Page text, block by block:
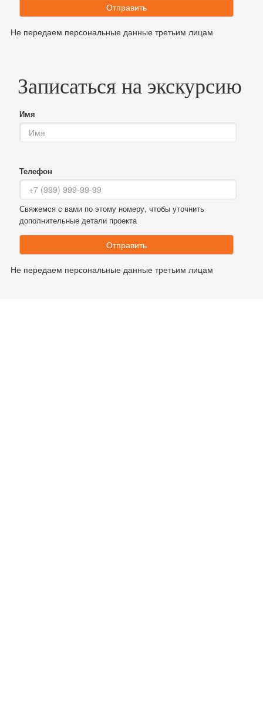
Отправить
Не передаем персональные данные третьим лицам
Записаться на экскурсию
Имя
Телефон
Свяжемся с вами по этому номеру, чтобы уточнить
дополнительные детали проекта
Отправить
Не передаем персональные данные третьим лицам